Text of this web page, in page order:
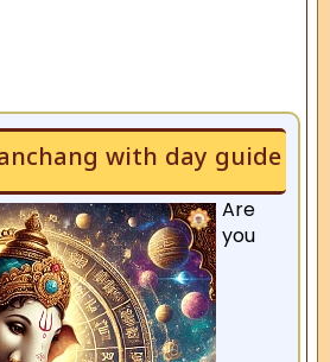
with day guide
Are
you